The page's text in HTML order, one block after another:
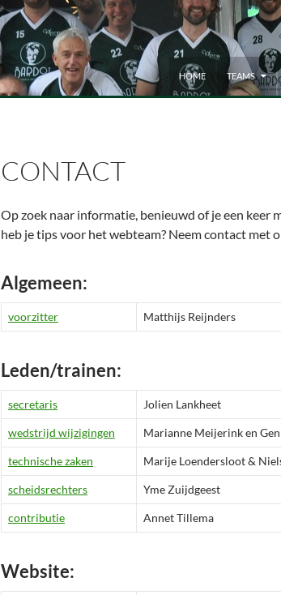
HOME TEAMS
CONTACT
Op zoek naar informatie, benieuwd of je een keer
heb je tips voor het webteam? Neem contact met
Algemeen:
voorzitter Matthijs Reijnders
Leden/trainen:
secretaris Jolien Lankheet
wedstrijd wijzigingen Marianne Meijerink en
technische zaken Marije Loendersloot &
scheidsrechters Yme Zuijdgeest
contributie Annet Tillema
Website: